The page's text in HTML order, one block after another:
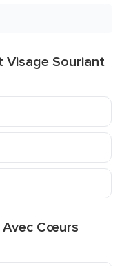
Visage Souriant
Avec Cœurs